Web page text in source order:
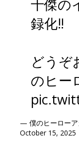
十傑の
録化‼
どうぞ
のヒー
— 僕のヒーロー
October 15, 2025